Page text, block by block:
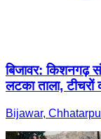
बिजावर: किशनगढ़
लटका ताला, टीचरों
Bijawar,